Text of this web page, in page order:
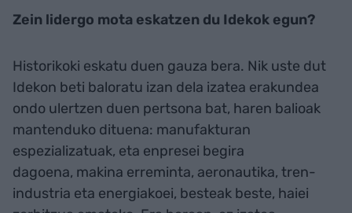
Zein lidergo mota eskatzen du Idekok egun?
Historikoki eskatu duen gauza bera. Nik uste dut
Idekon beti baloratu izan dela izatea erakundea
ondo ulertzen duen pertsona bat, haren balioak
mantenduko dituena: manufakturan
espezializatuak, eta enpresei begira
dagoena, makina erreminta, aeronautika, tren-
industria eta energiakoei, besteak beste, haiei